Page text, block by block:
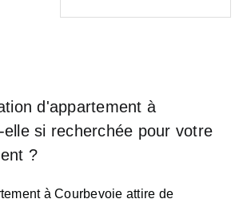
d'appartement à
si recherchée pour votre
?
à Courbevoie attire de